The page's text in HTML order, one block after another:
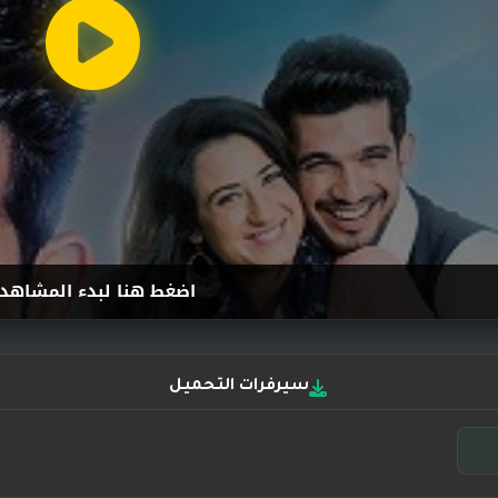
اضغط هنا لبدء
سيرفرات التحميل